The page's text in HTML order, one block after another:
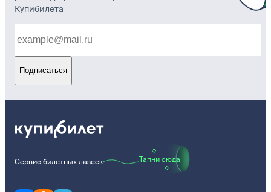
Купибилета
Подписаться
Сервис билетных лазеек Тапни сюда